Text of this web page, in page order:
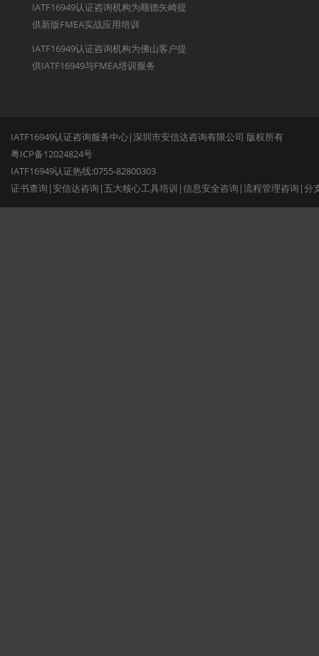
IATF16949认证咨询机构为顺德矢崎提
供新版FMEA实战应用培训
IATF16949认证咨询机构为佛山客户提
供IATF16949与FMEA培训服务
IATF16949认证咨询服务中心|深圳市安信达咨询有限公司 版权所有
粤ICP备12024824号
IATF16949认证热线:0755-82800303
证书查询 |安信达咨询 | 五大核心工具培训 |信息安全咨询 |流程管理咨询 |分